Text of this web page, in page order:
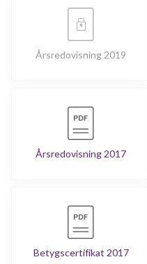
Årsredovisning 2019
Årsredovisning 2017
Betygscertifikat 2017